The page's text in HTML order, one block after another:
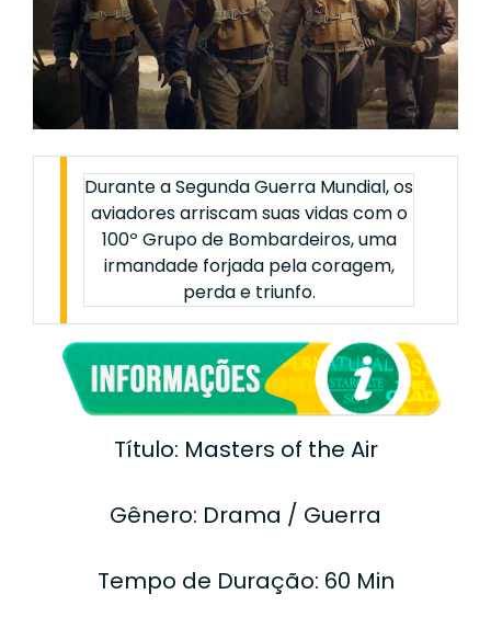
Durante a Segunda Guerra Mundial, os
aviadores arriscam suas vidas com o
100º Grupo de Bombardeiros, uma
irmandade forjada pela coragem,
perda e triunfo.
Título: Masters of the Air
Gênero: Drama / Guerra
Tempo de Duração: 60 Min